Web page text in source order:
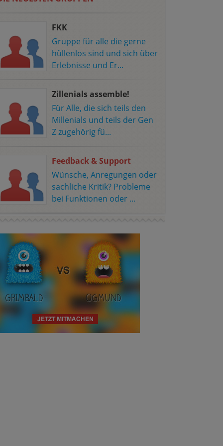
FKK
Gruppe für alle die gerne
hüllenlos sind und sich über
Erlebnisse und Er...
Zillenials assemble!
Für Alle, die sich teils den
Millenials und teils der Gen
Z zugehörig fü...
Feedback & Support
Wünsche, Anregungen oder
sachliche Kritik? Probleme
bei Funktionen oder ...